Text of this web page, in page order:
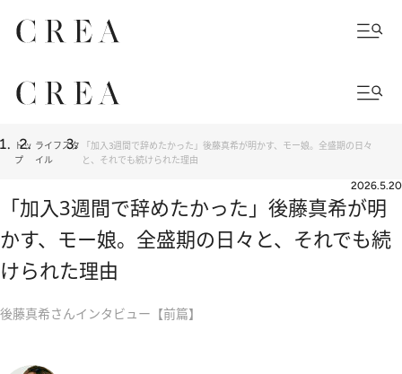
トッ
プ
ライフスタ
イル
「加入3週間で辞めたかった」後藤真希が明かす、モー娘。全盛期の日々
と、それでも続けられた理由
2026.5.20
「加入3週間で辞めたかった」後藤真希が明
かす、モー娘。全盛期の日々と、それでも続
けられた理由
後藤真希さんインタビュー【前篇】